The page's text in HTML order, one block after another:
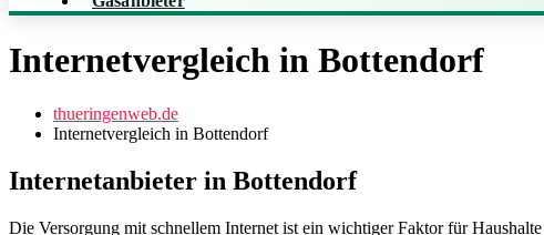
Internetvergleich in Bottendorf
thueringenweb.de
Internetvergleich in Bottendorf
Internetanbieter in Bottendorf
Die Versorgung mit schnellem Internet ist ein wichtiger Faktor für